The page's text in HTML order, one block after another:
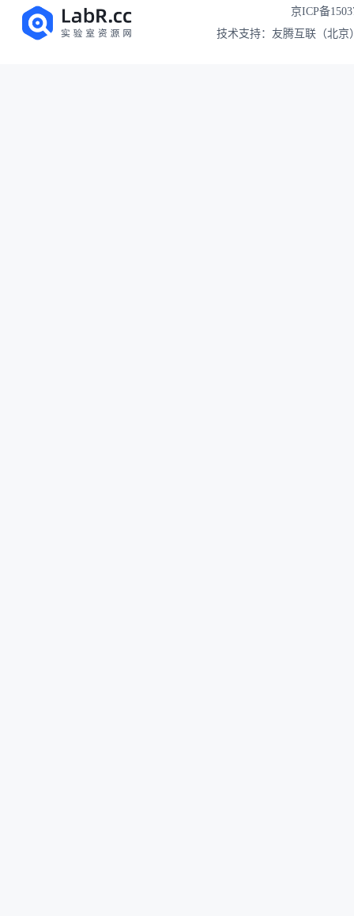
京ICP备
技术支持：友腾互联（北京